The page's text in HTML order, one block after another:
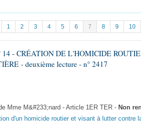
référence
de l'Assemblée ... )
d'accès
droit
1 2 3 4 5 6 7 8 9 10
14 - CRÉATION DE L'HOMICIDE
- deuxième lecture - n° 2417
Mme M&#233;nard - Article 1ER TER - Non
d'un homicide routier et visant à lutter contre